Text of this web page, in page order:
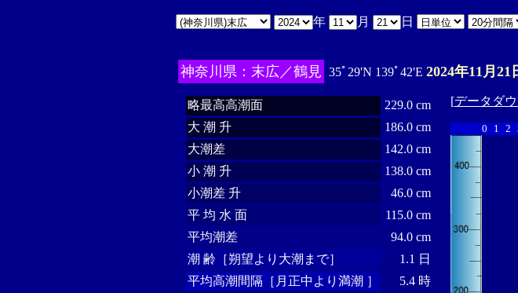
年 月 日
神奈川県：末広／鶴見 35ﾟ29'N 139ﾟ42'E 2024年11月21
略最高高潮面
229.0 cm
大 潮 升
186.0 cm
大潮差
142.0 cm
小 潮 升
138.0 cm
小潮差 升
46.0 cm
平 均 水 面
115.0 cm
平均潮差
94.0 cm
潮 齢［朔望より大潮まで］
1.1 日
平均高潮間隔［月正中より満潮 ］
5.4 時
[データダ
0 1 2